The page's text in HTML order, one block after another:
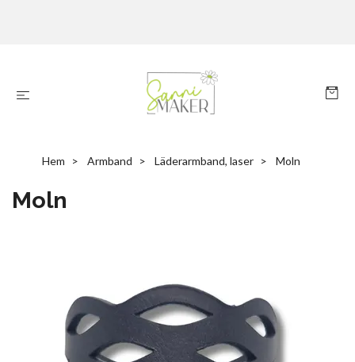
Hem Armband Läderarmband, laser Moln
Moln